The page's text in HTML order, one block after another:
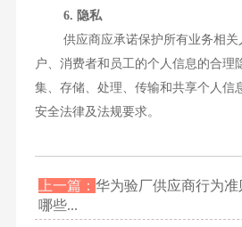
6. 隐私
供应商应承诺保护所有业务相关
户、消费者和员工的个人信息的合理
集、存储、处理、传输和共享个人信
安全法律及法规要求。
上一篇：华为验厂供应商行为
哪些...